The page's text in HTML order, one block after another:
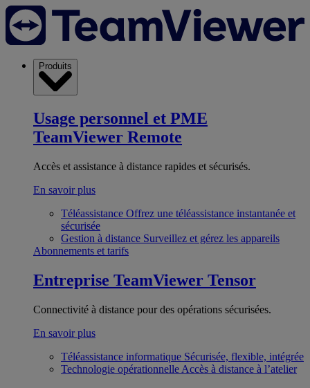
Produits
Usage personnel et PME
TeamViewer Remote
Accès et assistance à distance rapides et sécurisés.
En savoir plus
Téléassistance Offrez une téléassistance instantanée et
sécurisée
Gestion à distance Surveillez et gérez les appareils
Abonnements et tarifs
Entreprise TeamViewer Tensor
Connectivité à distance pour des opérations sécurisées.
En savoir plus
Téléassistance informatique Sécurisée, flexible, intégrée
Technologie opérationnelle Accès à distance à l’atelier